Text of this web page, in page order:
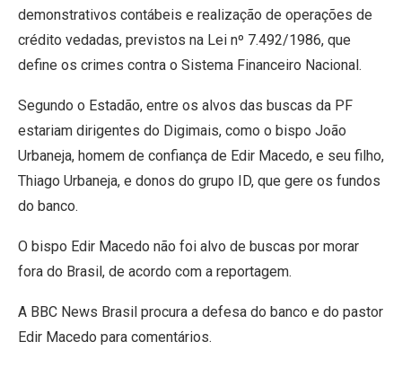
demonstrativos contábeis e realização de operações de
crédito vedadas, previstos na Lei nº 7.492/1986, que
define os crimes contra o Sistema Financeiro Nacional.
Segundo o Estadão, entre os alvos das buscas da PF
estariam dirigentes do Digimais, como o bispo João
Urbaneja, homem de confiança de Edir Macedo, e seu filho,
Thiago Urbaneja, e donos do grupo ID, que gere os fundos
do banco.
O bispo Edir Macedo não foi alvo de buscas por morar
fora do Brasil, de acordo com a reportagem.
A BBC News Brasil procura a defesa do banco e do pastor
Edir Macedo para comentários.